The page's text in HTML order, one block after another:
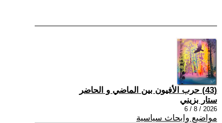
(43) حرب الأفيون بين الماضي و الحاضر
ستار بزيني
2026 / 8 / 6
مواضيع وابحاث سياسية